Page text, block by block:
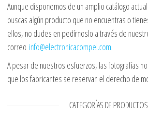
Aunque disponemos de un amplio catálogo
buscas algún producto que no encuentras o
ellos, no dudes en pedírnoslo a través de
correo info@electronicacompel.com.
A pesar de nuestros esfuerzos, las fotografías
que los fabricantes se reservan el derecho de
CATEGORÍAS DE PRODUCTOS